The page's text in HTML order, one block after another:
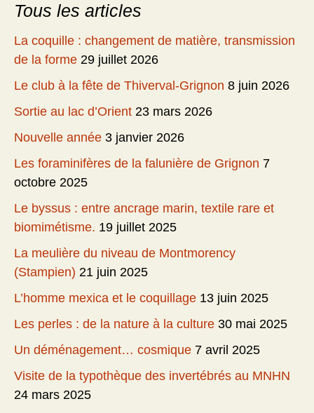
Tous les articles
La coquille : changement de matière, transmission
de la forme 29 juillet 2026
Le club à la fête de Thiverval-Grignon 8 juin 2026
Sortie au lac d’Orient 23 mars 2026
Nouvelle année 3 janvier 2026
Les foraminifères de la falunière de Grignon 7
octobre 2025
Le byssus : entre ancrage marin, textile rare et
biomimétisme. 19 juillet 2025
La meulière du niveau de Montmorency
(Stampien) 21 juin 2025
L’homme mexica et le coquillage 13 juin 2025
Les perles : de la nature à la culture 30 mai 2025
Un déménagement… cosmique 7 avril 2025
Visite de la typothèque des invertébrés au MNHN
24 mars 2025